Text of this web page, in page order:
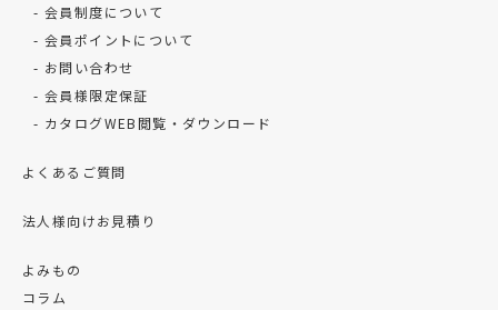
会員制度について
会員ポイントについて
お問い合わせ
会員様限定保証
カタログWEB閲覧・ダウンロード
よくあるご質問
法人様向けお見積り
よみもの
コラム